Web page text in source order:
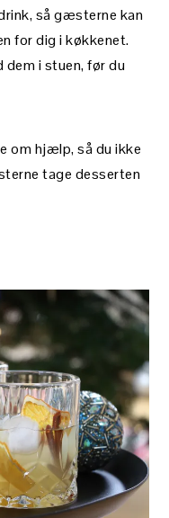
så gæsterne kan
for dig i køkkenet.
dem i stuen, før du
om hjælp, så du ikke
tage desserten